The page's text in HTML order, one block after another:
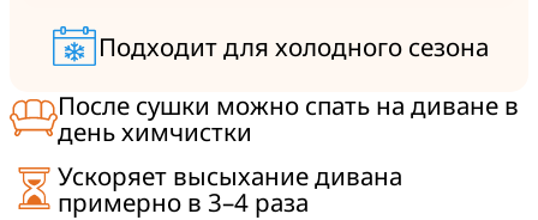
Подходит для холодного сезона
После сушки можно спать на диване в
день химчистки
Ускоряет высыхание дивана
примерно в 3–4 раза